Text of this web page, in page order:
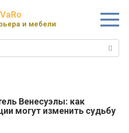
и мебели
Венесуэлы: как
могут изменить судьбу